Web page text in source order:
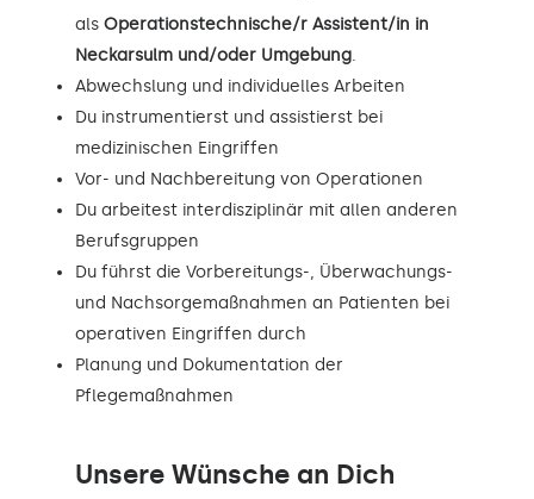
als Operationstechnische/r Assistent/in in
Neckarsulm und/oder Umgebung.
Abwechslung und individuelles Arbeiten
Du instrumentierst und assistierst bei
medizinischen Eingriffen
Vor- und Nachbereitung von Operationen
Du arbeitest interdisziplinär mit allen anderen
Berufsgruppen
Du führst die Vorbereitungs-, Überwachungs-
und Nachsorgemaßnahmen an Patienten bei
operativen Eingriffen durch
Planung und Dokumentation der
Pflegemaßnahmen
Unsere Wünsche an Dich